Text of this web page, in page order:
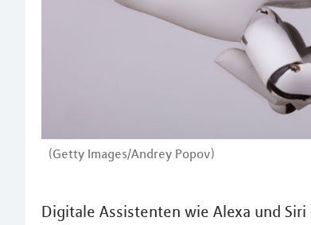
(Getty Images/Andrey Popov)
Digitale Assistenten wie Alexa und